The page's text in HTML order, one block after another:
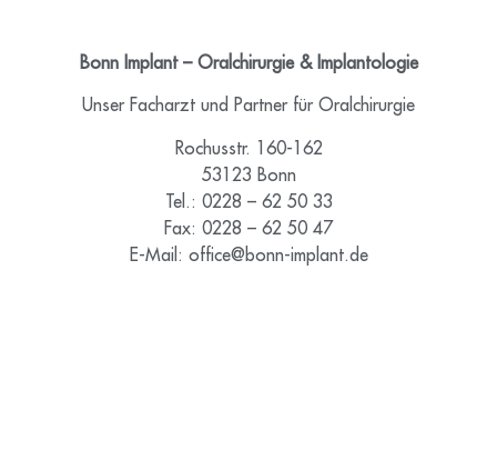
Bonn Implant – Oralchirurgie & Implantologie
Unser Facharzt und Partner für Oralchirurgie
Rochusstr. 160-162
53123 Bonn
Tel.: 0228 – 62 50 33
Fax: 0228 – 62 50 47
E-Mail: office@bonn-implant.de